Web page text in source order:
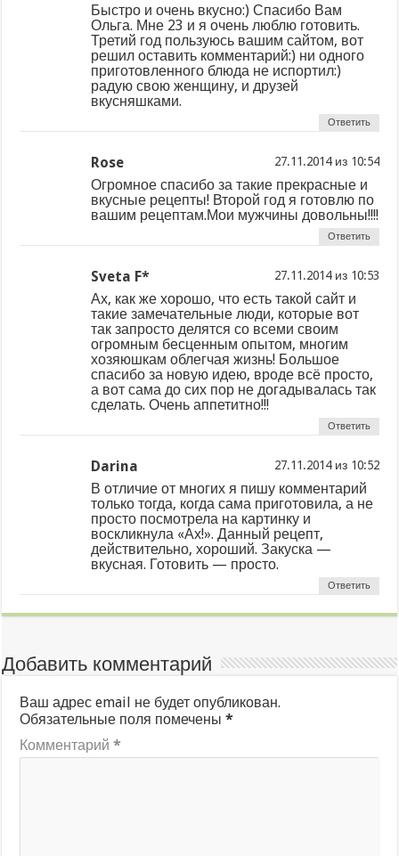
Быстро и очень вкусно:) Спасибо Вам
Ольга. Мне 23 и я очень люблю готовить.
Третий год пользуюсь вашим сайтом, вот
решил оставить комментарий:) ни одного
приготовленного блюда не испортил:)
радую свою женщину, и друзей
вкусняшками.
Ответить
Rose из
Огромное спасибо за такие прекрасные и
вкусные рецепты! Второй год я готовлю по
вашим рецептам.Мои мужчины довольны!!!!
Ответить
Sveta F* из
Ах, как же хорошо, что есть такой сайт и
такие замечательные люди, которые вот
так запросто делятся со всеми своим
огромным бесценным опытом, многим
хозяюшкам облегчая жизнь! Большое
спасибо за новую идею, вроде всё просто,
а вот сама до сих пор не догадывалась так
сделать. Очень аппетитно!!!
Ответить
Darina из
В отличие от многих я пишу комментарий
только тогда, когда сама приготовила, а не
просто посмотрела на картинку и
воскликнула «Ах!». Данный рецепт,
действительно, хороший. Закуска —
вкусная. Готовить — просто.
Ответить
Добавить комментарий
Ваш адрес email не будет опубликован.
Обязательные поля помечены*
Комментарий*